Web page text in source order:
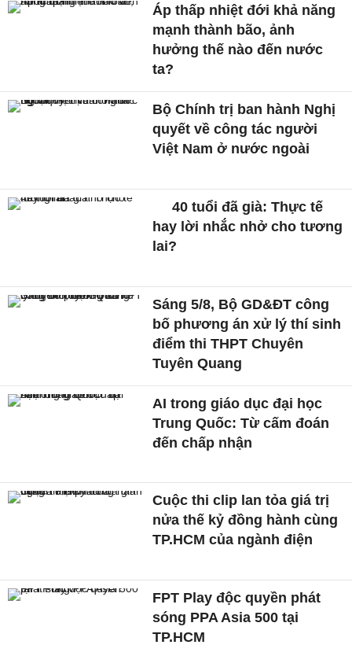
Áp thấp nhiệt đới khả năng
mạnh thành bão, ảnh
hưởng thế nào đến nước
ta?
Bộ Chính trị ban hành Nghị
quyết về công tác người
Việt Nam ở nước ngoài
40 tuổi đã già: Thực tế
hay lời nhắc nhở cho tương
lai?
Sáng 5/8, Bộ GD&ĐT công
bố phương án xử lý thí sinh
điểm thi THPT Chuyên
Tuyên Quang
AI trong giáo dục đại học
Trung Quốc: Từ cấm đoán
đến chấp nhận
Cuộc thi clip lan tỏa giá trị
nửa thế kỷ đồng hành cùng
TP.HCM của ngành điện
FPT Play độc quyền phát
sóng PPA Asia 500 tại
TP.HCM